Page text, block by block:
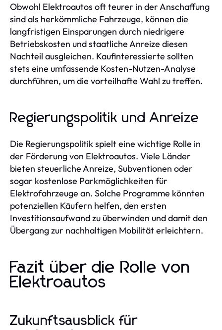
Obwohl Elektroautos oft teurer in der Anschaffung
sind als herkömmliche Fahrzeuge, können die
langfristigen Einsparungen durch niedrigere
Betriebskosten und staatliche Anreize diesen
Nachteil ausgleichen. Kaufinteressierte sollten
stets eine umfassende Kosten-Nutzen-Analyse
durchführen, um die vorteilhafte Wahl zu treffen.
Regierungspolitik und Anreize
Die Regierungspolitik spielt eine wichtige Rolle in
der Förderung von Elektroautos. Viele Länder
bieten steuerliche Anreize, Subventionen oder
sogar kostenlose Parkmöglichkeiten für
Elektrofahrzeuge an. Solche Programme könnten
potenziellen Käufern helfen, den ersten
Investitionsaufwand zu überwinden und damit den
Übergang zur nachhaltigen Mobilität erleichtern.
Fazit über die Rolle von
Elektroautos
Zukunftsausblick für